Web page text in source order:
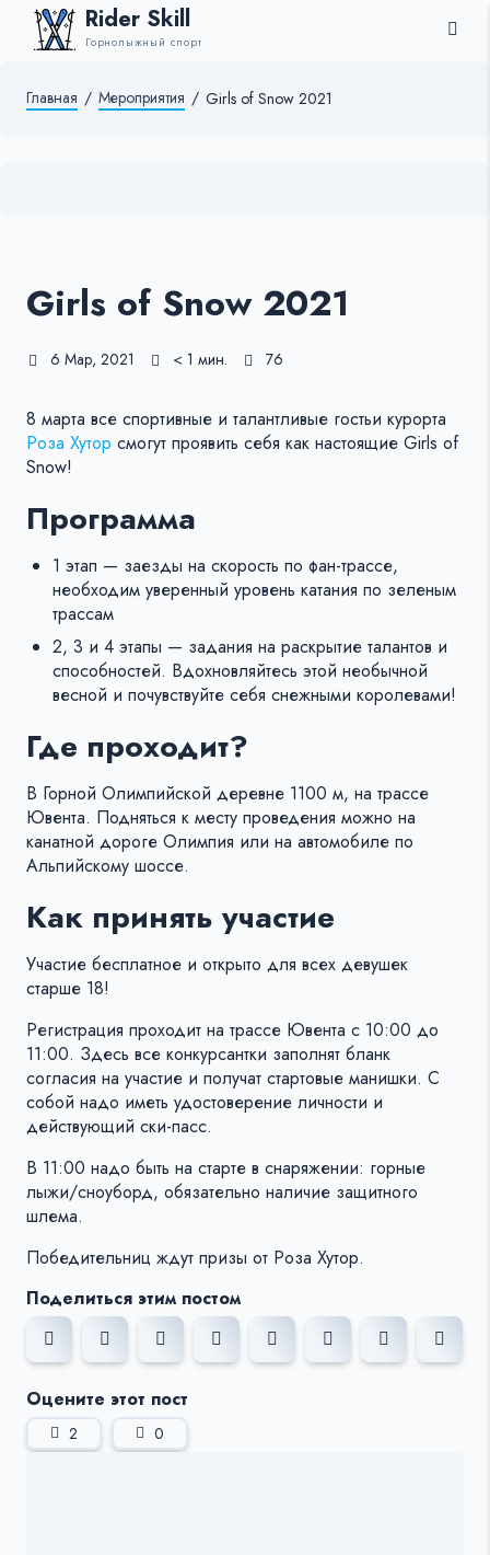
Rider Skill
Горнолыжный спорт
Главная / Мероприятия / Girls of Snow 2021
Girls of Snow 2021
6 Мар, 2021 < 1 мин. 76
8 марта все спортивные и талантливые гостьи курорта
Роза Хутор смогут проявить себя как настоящие Girls of
Snow!
Программа
1 этап — заезды на скорость по фан-трассе,
необходим уверенный уровень катания по зеленым
трассам
2, 3 и 4 этапы — задания на раскрытие талантов и
способностей. Вдохновляйтесь этой необычной
весной и почувствуйте себя снежными королевами!
Где проходит?
В Горной Олимпийской деревне 1100 м, на трассе
Ювента. Подняться к месту проведения можно на
канатной дороге Олимпия или на автомобиле по
Альпийскому шоссе.
Как принять участие
Участие бесплатное и открыто для всех девушек
старше 18!
Регистрация проходит на трассе Ювента с 10:00 до
11:00. Здесь все конкурсантки заполнят бланк
согласия на участие и получат стартовые манишки. С
собой надо иметь удостоверение личности и
действующий ски-пасс.
В 11:00 надо быть на старте в снаряжении: горные
лыжи/сноуборд, обязательно наличие защитного
шлема.
Победительниц ждут призы от Роза Хутор.
Поделиться этим постом
Оцените этот пост
2 0